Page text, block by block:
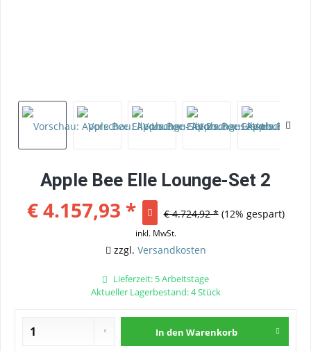
Apple Bee Elle Lounge-Set 2
€ 4.157,93 * € 4.724,92 * (12% gespart)
inkl. MwSt.
zzgl. Versandkosten
Lieferzeit: 5 Arbeitstage
Aktueller Lagerbestand: 4 Stück
In den Warenkorb